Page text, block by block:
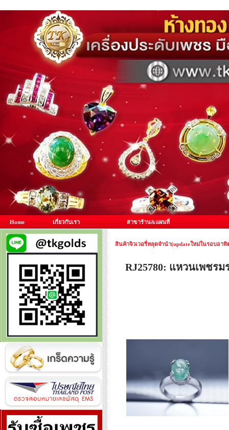
Home เกี่ยวกับเรา สาขาร้าน&แผนที่
สินค้าจิวเวอรี่หลุดจำนำ(updateใหม่ในรอบอาทิ
RJ25780: แหวนเพชร